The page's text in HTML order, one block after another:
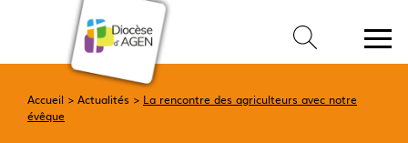
Accueil Actualités
La rencontre des agriculteurs avec notre
évêque